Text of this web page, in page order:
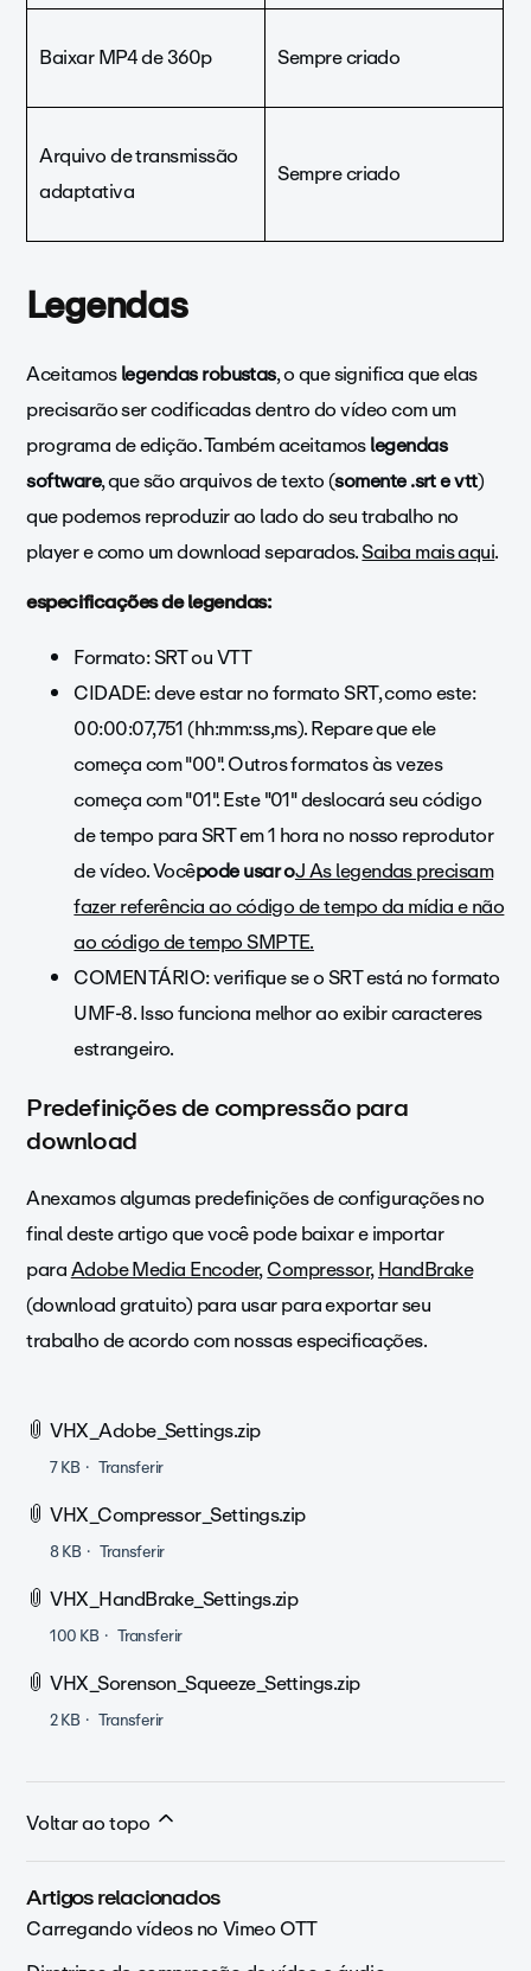
Baixar MP4 de 360p Sempre criado
Arquivo de transmissão
adaptativa
Sempre criado
Legendas
Aceitamoslegendas robustas, o que significa que elas
precisarão ser codificadas dentro do vídeo com um
programa de edição. Também aceitamoslegendas
software, que são arquivos de texto (somente .srt e vtt)
que podemos reproduzir ao lado do seu trabalho no
player e como um download separados.Saiba mais aqui.
especificações de legendas:
Formato: SRT ou VTT
CIDADE: deve estar no formato SRT, como este:
00:00:07,751 (hh:mm:ss,ms). Repare que ele
começa com "00". Outros formatos às vezes
começa com "01". Este "01" deslocará seu código
de tempo para SRT em 1 hora no nosso reprodutor
de vídeo. Vocêpode usar oJ As legendas precisam
fazer referência ao código de tempo da mídia e não
ao código de tempo SMPTE.
COMENTÁRIO: verifique se o SRT está noformato
UMF-8. Isso funciona melhor ao exibir caracteres
estrangeiro.
Predefinições de compressão para
download
Anexamos algumas predefinições de configurações no
final deste artigo que você pode baixar e importar
paraAdobe Media Encoder,Compressor,HandBrake
(download gratuito)para usar para exportar seu
trabalho de acordo com nossas especificações.
VHX_Adobe_Settings.zip
7 KB Transferir
VHX_Compressor_Settings.zip
8 KB Transferir
VHX_HandBrake_Settings.zip
100 KB Transferir
VHX_Sorenson_Squeeze_Settings.zip
2 KB Transferir
Voltar ao topo
Artigos relacionados
Carregando vídeos no Vimeo OTT